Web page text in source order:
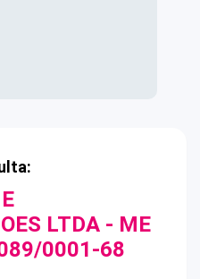
LTDA - ME
0001-68